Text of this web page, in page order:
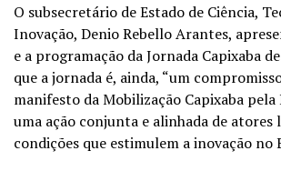
O subsecretário de Estado de Ciência,
Inovação, Denio Rebello Arantes,
e a programação da Jornada Capixaba
que a jornada é, ainda, “um
manifesto da Mobilização Capixaba
uma ação conjunta e alinhada de atores
condições que estimulem a inovação no